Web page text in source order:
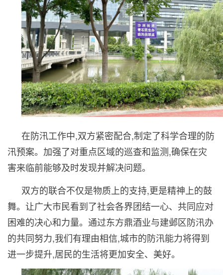
在防汛工作中,双方紧密配合,制定了科学合理的防
汛预案。加强了对重点区域的巡查和监测,确保在灾
害来临前能够及时发现并解决问题。
双方的联合不仅是物质上的支持,更是精神上的鼓
舞。让广大市民看到了社会各界团结一心、共同应对
困难的决心和力量。通过东方鼎酒业与建邺区防汛办
的共同努力,我们有理由相信,城市的防汛能力将得到
进一步提升,居民的生活将更加安全、美好。